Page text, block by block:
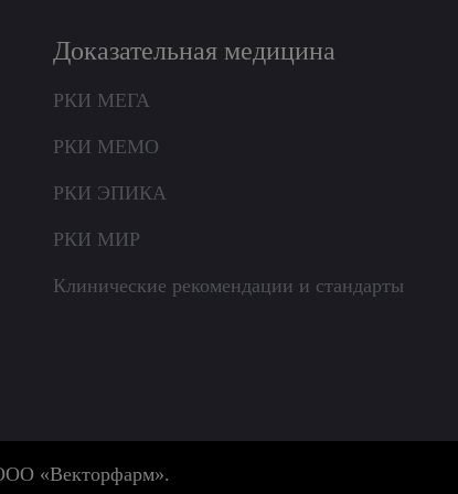
Доказательная медицина
РКИ МЕГА
РКИ МЕМО
РКИ ЭПИКА
РКИ МИР
Клинические рекомендации и стандарты
«Векторфарм».